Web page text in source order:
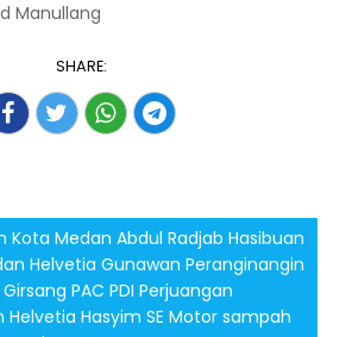
Manullang
SHARE:
Kota Medan Abdul Radjab Hasibuan
Helvetia Gunawan Peranginangin
PAC PDI Perjuangan
Hasyim SE Motor sampah